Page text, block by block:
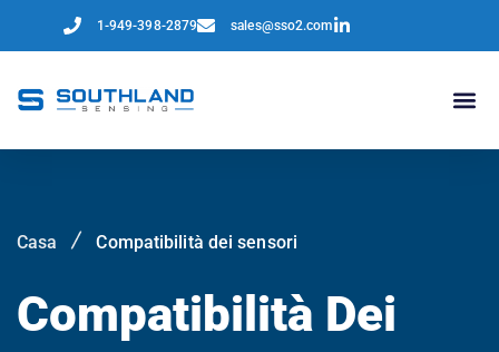
1-949-398-2879 sales@sso2.com
Casa Compatibilità dei sensori
Compatibilità Dei